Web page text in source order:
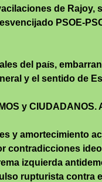
de Rajoy,
PSOE-
del país,
y el sentido de
y CIUDADANOS.
y amortecimiento
contradicciones ideol
izquierda
rupturista